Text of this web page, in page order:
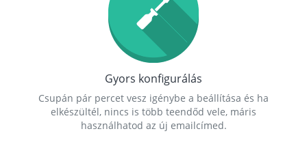
Gyors konfigurálás
Csupán pár percet vesz igénybe a beállítása és ha
elkészültél, nincs is több teendőd vele, máris
használhatod az új emailcímed.